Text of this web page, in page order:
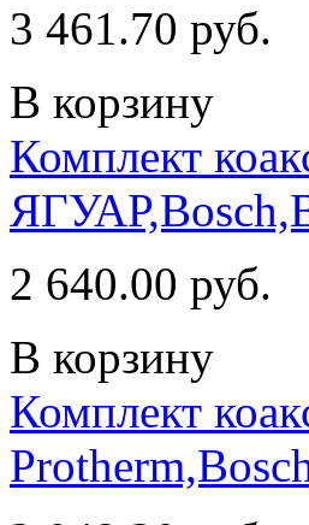
3 461.70 руб.
В корзину
Комплект
2 640.00 руб.
В корзину
Комплект